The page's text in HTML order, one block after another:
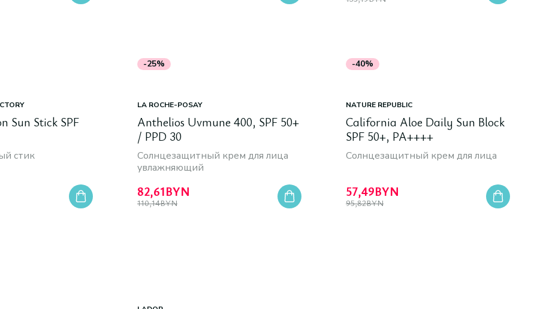
Sun Stick SPF
стик
-25%
LA ROCHE-POSAY
Anthelios Uvmune 400, SPF 50+
/ PPD 30
Солнцезащитный крем для лица
увлажняющий
82,61BYN
110,14BYN
-40%
NATURE REPUBLIC
California Aloe Daily Sun Block
SPF 50+, PA++++
Cолнцезащитный крем для лица
57,49BYN
95,82BYN